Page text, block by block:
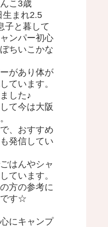
こ3歳
生まれ2.5
子と暮して
ンパー初心
ちいこかな
があり体が
ています。
した♪
て今は大阪
、おすすめ
発信してい
はんやシャ
ています。
方の参考に
です☆
にキャンプ